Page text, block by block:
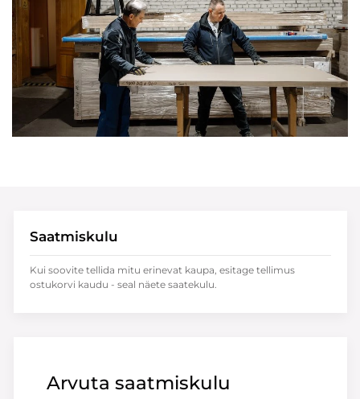
Arvuta saatmiskulu
Saatmiskulu
Kui soovite tellida mitu erinevat kaupa, esitage tellimus
ostukorvi kaudu - seal näete saatekulu.